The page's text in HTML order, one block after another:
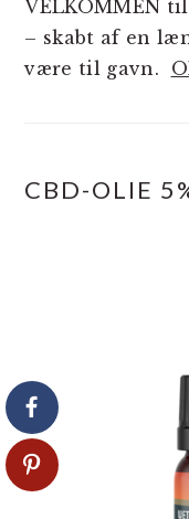
VELKOMMEN
– skabt af en
være til gavn.
CBD-OLIE